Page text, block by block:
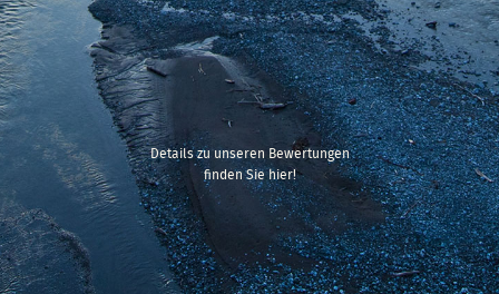
Details zu unseren Bewertungen
finden Sie hier!